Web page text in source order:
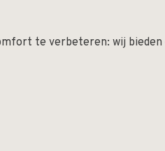
te verbeteren: wij